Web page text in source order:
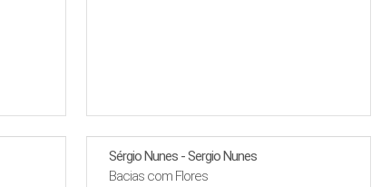
Sérgio Nunes - Sergio Nunes
Bacias com Flores